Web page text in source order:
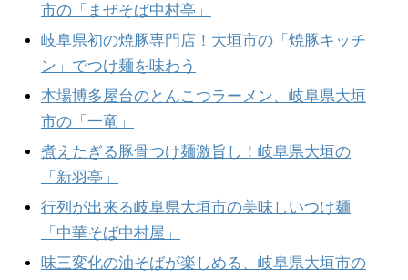
市の「まぜそば中村亭」
岐阜県初の焼豚専門店！大垣市の「焼豚キッチ
ン」でつけ麺を味わう
本場博多屋台のとんこつラーメン、岐阜県大垣
市の「一竜」
煮えたぎる豚骨つけ麺激旨し！岐阜県大垣の
「新羽亭」
行列が出来る岐阜県大垣市の美味しいつけ麺
「中華そば中村屋」
味三変化の油そばが楽しめる、岐阜県大垣市の